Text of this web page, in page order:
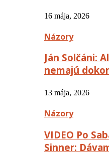
16 mája, 2026
Názory
Ján Solčáni:
nemajú
13 mája, 2026
Názory
VIDEO Po
Sinner: